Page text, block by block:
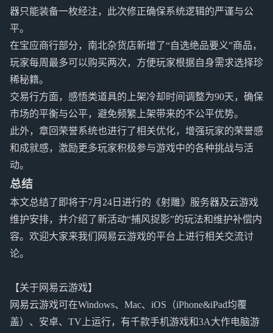
器只能装备一枚经注，此次修正确保系统逻辑的严谨与公
平。
在宝应商行部分，南北杂货店新增了“自选绝品要义”商品，
玩家每周最多可以购买两次，方便玩家根据自身需求选择珍
稀秘籍。
交易行方面，感悟类道具的上架冷却时间调整为90天，确保
市场的平衡与公平，避免频繁上架带来的不公平优势。
此外，章回荣誉系统也进行了相关优化，增强玩家的荣誉感
和成就感，激励更多玩家积极参与游戏中的各种挑战与活
动。
总结
本文总结了即将于7月24日进行的《射雕》服务器及云游戏
维护安排，并介绍了新活动“捕风捉影”的玩法和维护补偿内
容。欢迎大家来我们网易云游戏的平台上进行相关交流讨
论。
【关于网易云游戏】
网易云游戏可在Windows、Mac、iOS（iPhone&iPad均覆
盖）、安卓、TV上运行，有千款手机游戏和3A大作电脑游